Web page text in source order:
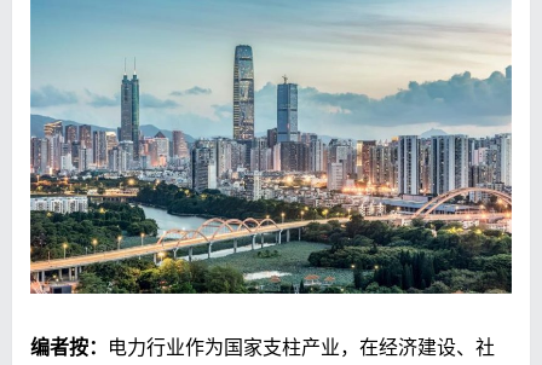
编者按： 电力行业作为国家支柱产业，在经济建设、社